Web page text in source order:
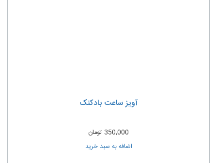
آویز ساعت بادکنک
350,000 تومان
اضافه به سبد خرید